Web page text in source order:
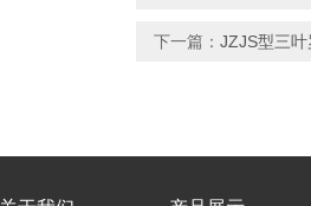
下一篇： JZJS型三